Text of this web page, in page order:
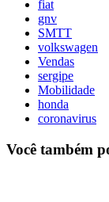
fiat
gnv
SMTT
volkswagen
Vendas
sergipe
Mobilidade
honda
coronavirus
Você também